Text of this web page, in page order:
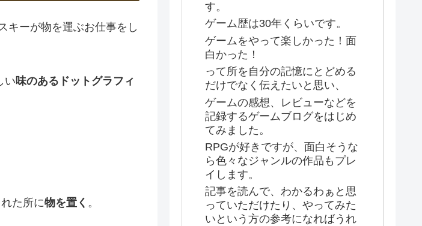
キーが物を運ぶお仕事をし
い味のあるドットグラフィ
た所に物を置く 。
す。
ゲーム歴は30年くらいです。
ゲームをやって楽しかった！面
白かった！
って所を自分の記憶にとどめる
だけでなく伝えたいと思い、
ゲームの感想、レビューなどを
記録するゲームブログをはじめ
てみました。
RPGが好きですが、面白そうな
ら色々なジャンルの作品もプレ
イします。
記事を読んで、わかるわぁと思
っていただけたり、やってみた
いという方の参考になればうれ